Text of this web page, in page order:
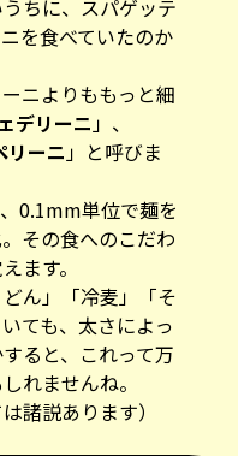
ちに、スパゲッテ
を食べていたのか
ニよりももっと細
デリーニ」、
リーニ」と呼びま
0.1mm単位で麺を
その食へのこだわ
ます。
ん」「冷麦」「そ
ても、太さによっ
ると、これって万
れませんね。
諸説あります）